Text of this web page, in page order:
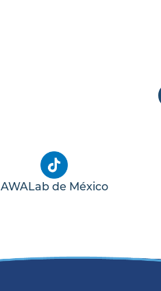
AWALab de México